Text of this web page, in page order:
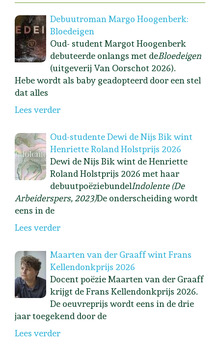
Debuutroman Margo Hoogenberk:
Bloedeigen
Oud- student Margot Hoogenberk
debuteerde onlangs met deBloedeigen
(uitgeverij Van Oorschot 2026).
Hebe wordt als baby geadopteerd door een stel
dat alles
Lees verder
Oud-studente Dewi de Nijs Bik wint
Henriette Roland Holstprijs 2026
Dewi de Nijs Bik wint de Henriette
Roland Holstprijs 2026 met haar
debuutpoëziebundelIndolente (De
Arbeiderspers, 2023)De onderscheiding wordt
eens in de
Lees verder
Maarten van der Graaff wint Frans
Kellendonkprijs 2026
Docent poëzie Maarten van der Graaff
krijgt de Frans Kellendonkprijs 2026.
De oeuvreprijs wordt eens in de drie
jaar toegekend door de
Lees verder